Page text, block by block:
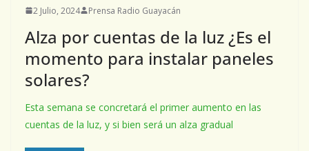
2 Julio, 2024 Prensa Radio Guayacán
Alza por cuentas de la luz ¿Es el
momento para instalar paneles
solares?
Esta semana se concretará el primer aumento en las
cuentas de la luz, y si bien será un alza gradual